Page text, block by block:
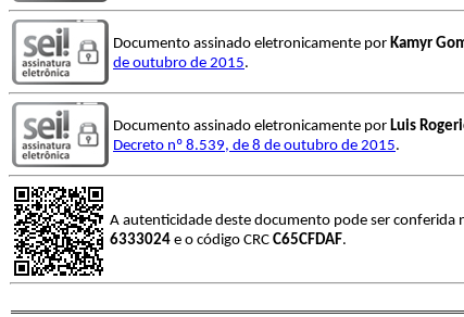
Documento assinado eletronicamente por Kamyr
de outubro de 2015.
Documento assinado eletronicamente por Luis
Decreto nº 8.539, de 8 de outubro de 2015.
A autenticidade deste documento pode ser conferida
6333024 e o código CRC C65CFDAF.